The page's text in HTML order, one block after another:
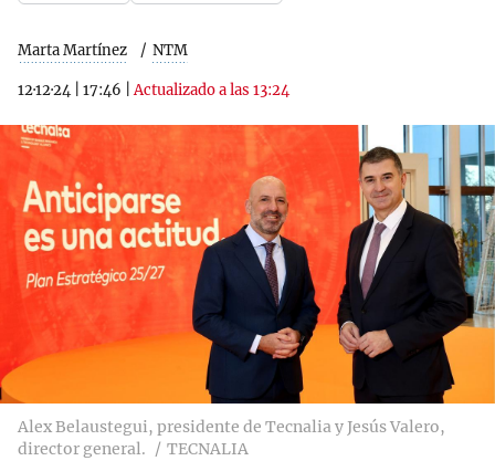
Marta Martínez NTM
12·12·24 17:46 |Actualizado a las 13:24
Alex Belaustegui, presidente de Tecnalia y Jesús Valero,
director general.
TECNALIA